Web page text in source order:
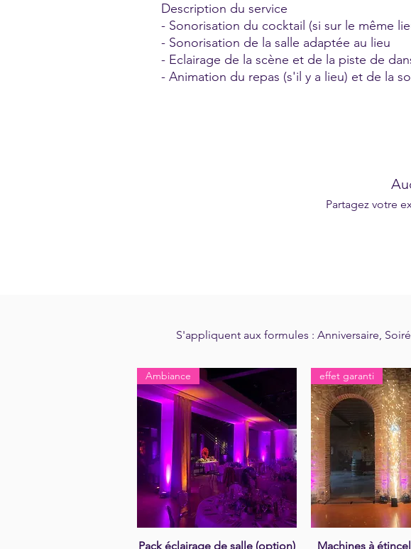
Description du service
- Sonorisation du cocktail (si sur le même
- Sonorisation de la salle adaptée au lieu
- Eclairage de la scène et de la piste de
- Animation du repas (s'il y a lieu) et de la
Partagez votre
S'appliquent aux formules : Anniversaire,
Aperçu rapide
Ambiance
Pack éclairage de salle (option)
Aperçu
effet garanti
Machines à